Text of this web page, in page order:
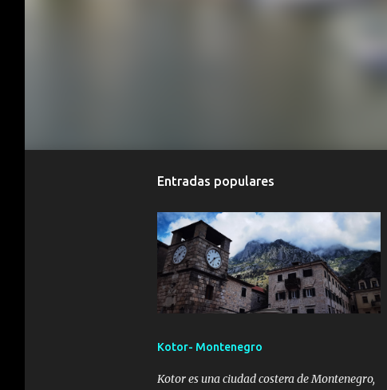
Entradas populares
Kotor- Montenegro
Kotor es una ciudad costera de Montenegro,